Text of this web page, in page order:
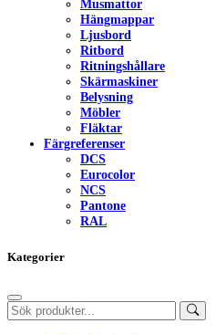
Musmattor
Hängmappar
Ljusbord
Ritbord
Ritningshållare
Skärmaskiner
Belysning
Möbler
Fläktar
Färgreferenser
DCS
Eurocolor
NCS
Pantone
RAL
Kategorier